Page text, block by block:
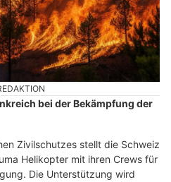
bei der Bekämpfung der
Zivilschutzes stellt die Schweiz
Helikopter mit ihren Crews für
Die Unterstützung wird